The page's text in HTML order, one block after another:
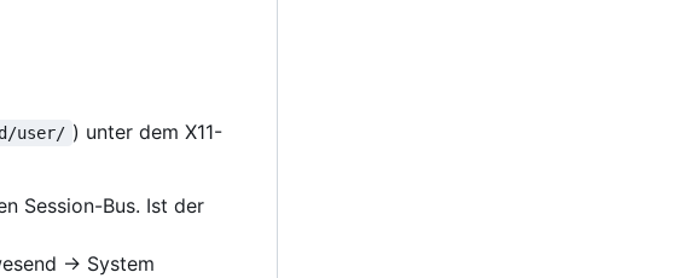
user/ ) unter dem X11-
Session-Bus. Ist der
→ System